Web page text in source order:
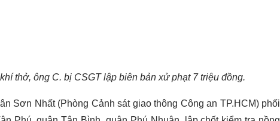
thở, ông C. bị CSGT lập biên bản xử phạt 7 triệu đồng.
Sơn Nhất (Phòng Cảnh sát giao thông Công an TP.HCM) phối